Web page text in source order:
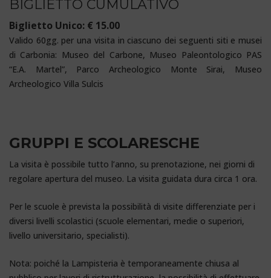
BIGLIETTO CUMULATIVO
Biglietto Unico: € 15.00
Valido 60gg. per una visita in ciascuno dei seguenti siti e musei
di Carbonia: Museo del Carbone, Museo Paleontologico PAS
“E.A. Martel”, Parco Archeologico Monte Sirai, Museo
Archeologico Villa Sulcis
GRUPPI E SCOLARESCHE
La visita è possibile tutto l’anno, su prenotazione, nei giorni di
regolare apertura del museo. La visita guidata dura circa 1 ora.
Per le scuole è prevista la possibilità di visite differenziate per i
diversi livelli scolastici (scuole elementari, medie o superiori,
livello universitario, specialisti).
Nota: poiché la Lampisteria è temporaneamente chiusa al